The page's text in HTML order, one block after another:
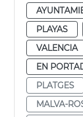
PLAYAS
VALENCIA
EN
PLATGES
MALVA-